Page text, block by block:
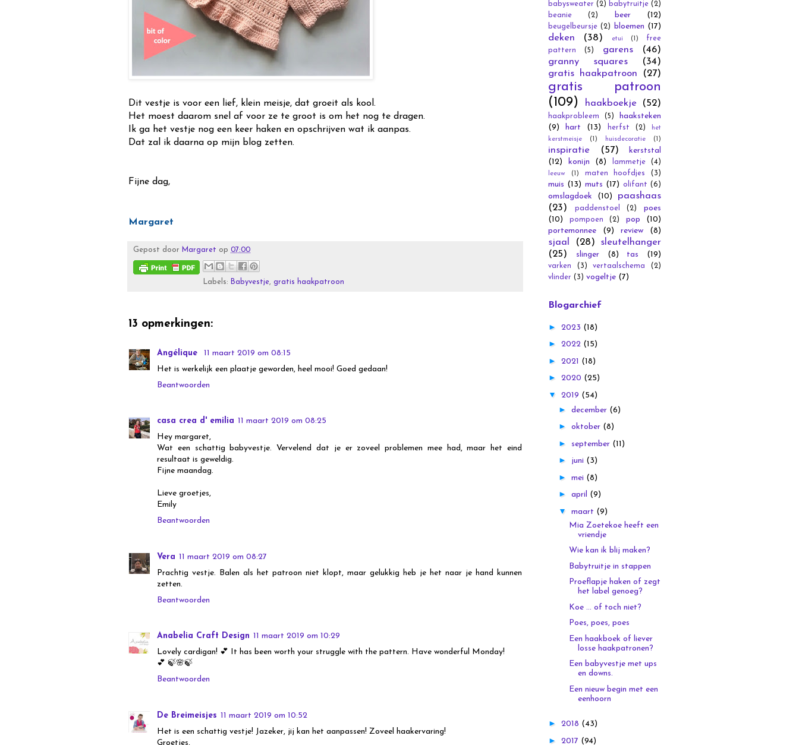
Dit vestje is voor een lief, klein meisje, dat groeit als kool.
Het moest daarom snel af voor ze te groot is om het nog te dragen.
Ik ga het vestje nog een keer haken en opschrijven wat ik aanpas.
Dat zal ik daarna op mijn blog zetten.
Fijne dag,
Margaret
Gepost door Margaret op 07:00
Labels: Babyvestje,gratis haakpatroon
13 opmerkingen:
Angélique
11 maart 2019 om 08:15
Het is werkelijk een plaatje geworden, heel mooi! Goed gedaan!
Beantwoorden
casa crea d' emilia 11 maart 2019 om 08:25
Hey margaret,
Wat een schattig babyvestje. Vervelend dat je er zoveel problemen mee had, maar het eind
resultaat is geweldig.
Fijne maandag.
Lieve groetjes,
Emily
Beantwoorden
Vera 11 maart 2019 om 08:27
Prachtig vestje. Balen als het patroon niet klopt, maar gelukkig heb je het naar je hand kunnen
zetten.
Beantwoorden
Anabelia Craft Design 11 maart 2019 om 10:29
Lovely cardigan! 💕 It has been worth your struggle with the pattern. Have wonderful Monday!
💕 🍃🌸🍃
Beantwoorden
De Breimeisjes 11 maart 2019 om 10:52
Het is een schattig vestje! Jazeker, jij kan het aanpassen! Zoveel haakervaring!
Groetjes,
babysweater (2) babytruitje (2)
beanie
(2) beer (12)
beugelbeursje (2) bloemen (17)
deken (38) etui (1)
free
pattern
(5) garens
(46)
granny squares
(34)
gratis haakpatroon
(27)
gratis patroon
(109)
haakboekje (52)
haakprobleem (5)
haaksteken
(9)
hart (13) herfst (2)
het
kerstmeisje
(1) huisdecoratie (1)
inspiratie (57)
kerststal
(12)
konijn (8) lammetje (4)
leeuw (1) maten hoofdjes (3)
muis (13) muts (17) olifant (6)
omslagdoek (10)
paashaas
(23)
paddenstoel (2)
poes
(10)
pompoen (2) pop
(10)
portemonnee
(9) review (8)
sjaal (28)
sleutelhanger
(25)
slinger (8) tas (19)
varken (3) vertaalschema
(2)
vlinder (3) vogeltje (7)
Blogarchief
► 2023 (18)
► 2022 (15)
► 2021 (18)
► 2020 (25)
▼ 2019 (54)
► december (6)
► oktober (8)
► september (11)
► juni (3)
► mei (8)
► april (9)
▼ maart (9)
Mia Zoetekoe heeft een
vriendje
Wie kan ik blij maken?
Babytruitje in stappen
Proeflapje haken of zegt
het label genoeg?
Koe ... of toch niet?
Poes, poes, poes
Een haakboek of liever
losse haakpatronen?
Een babyvestje met ups
en downs.
Een nieuw begin met een
eenhoorn
► 2018 (43)
► 2017 (94)